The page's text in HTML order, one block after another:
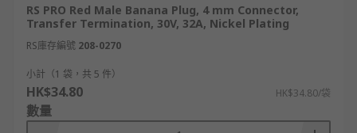
有保護套與無保護套香蕉頭
的區別
香蕉測試插頭可能有保護套、無保護套或可伸縮的。
無保護套香蕉插頭是一種常見的類型。在使用高壓電
RS PRO Red Male Banana Plug, 4 mm Connector,
Transfer Termination, 30V, 32A, Nickel Plating
RS庫存編號 208-0270
小計（1 袋，共 5 件）
HK$34.80 HK$34.80/袋
數量